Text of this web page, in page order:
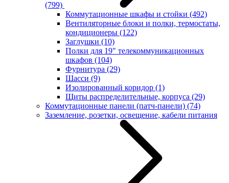
(799)
Коммутационные шкафы и стойки (492)
Вентиляторные блоки и полки, термостаты,
кондиционеры (122)
Заглушки (10)
Полки для 19" телекоммуникационных
шкафов (104)
Фурнитура (29)
Шасси (9)
Изолированный коридор (1)
Щиты распределительные, корпуса (29)
Коммутационные панели (патч-панели) (74)
Заземление, розетки, освещение, кабели питания